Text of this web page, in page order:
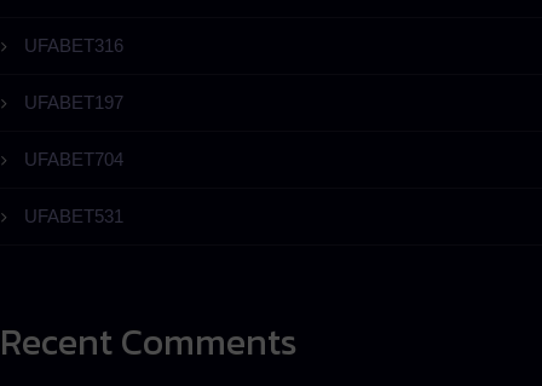
UFABET316
UFABET197
UFABET704
UFABET531
Recent Comments